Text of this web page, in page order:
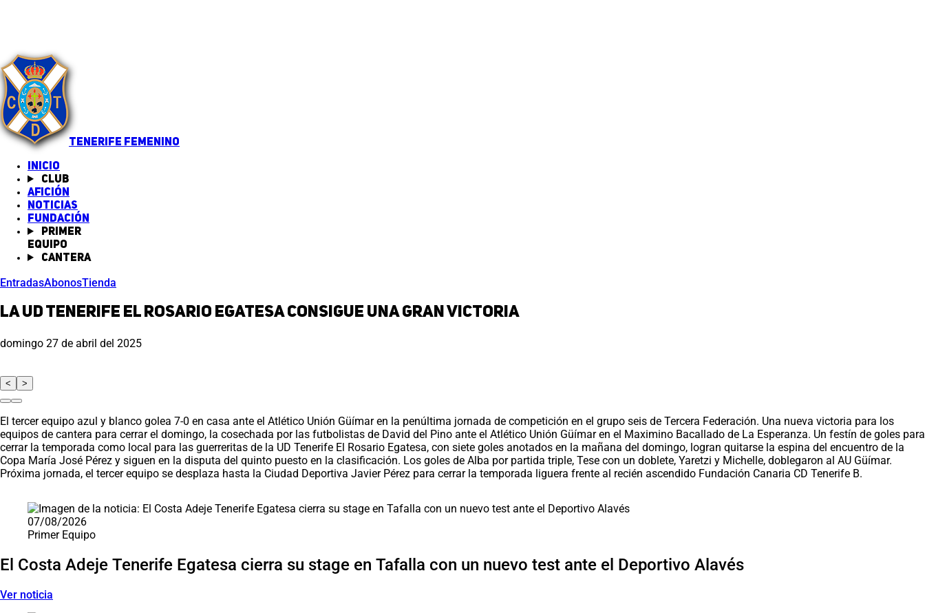
TENERIFE FEMENINO
INICIO
Club
Afición
Noticias
Fundación
Primer
equipo
Cantera
EntradasAbonosTienda
La UD Tenerife El Rosario Egatesa consigue una gran victoria
domingo 27 de abril del 2025
< >
El tercer equipo azul y blanco golea 7-0 en casa ante el Atlético Unión Güímar en la penúltima jornada de competición en el grupo seis de Tercera Federación. Una nueva victoria para los
equipos de cantera para cerrar el domingo, la cosechada por las futbolistas de David del Pino ante el Atlético Unión Güímar en el Maximino Bacallado de La Esperanza. Un festín de goles para
cerrar la temporada como local para las guerreritas de la UD Tenerife El Rosario Egatesa, con siete goles anotados en la mañana del domingo, logran quitarse la espina del encuentro de la
Copa María José Pérez y siguen en la disputa del quinto puesto en la clasificación. Los goles de Alba por partida triple, Tese con un doblete, Yaretzi y Michelle, doblegaron al AU Güímar.
Próxima jornada, el tercer equipo se desplaza hasta la Ciudad Deportiva Javier Pérez para cerrar la temporada liguera frente al recién ascendido Fundación Canaria CD Tenerife B.
07/08/2026
Primer Equipo
El Costa Adeje Tenerife Egatesa cierra su stage en Tafalla con un nuevo test ante el Deportivo Alavés
Ver noticia